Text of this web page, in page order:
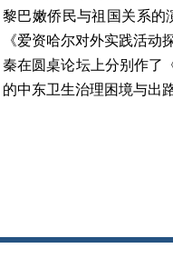
黎巴嫩侨民与祖国关系的
《爱资哈尔对外实践活动
秦在圆桌论坛上分别作了
的中东卫生治理困境与出